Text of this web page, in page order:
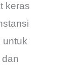
keras
untuk